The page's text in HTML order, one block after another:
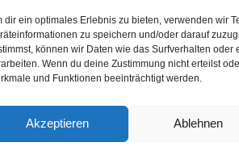
dir ein optimales Erlebnis zu bieten, verwenden wir
zu speichern und/oder darauf
können wir Daten wie das Surfverhalten oder
Wenn du deine Zustimmung nicht erteilst
und Funktionen beeinträchtigt werden.
Akzeptieren Ablehnen